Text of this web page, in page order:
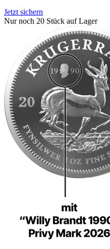
Jetzt sichern
Nur noch 20 Stück auf Lager